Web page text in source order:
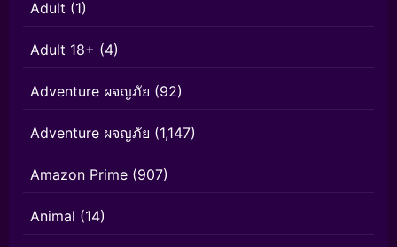
Adult (1)
Adult 18+ (4)
Adventure ผจญภัย (92)
Adventure ผจญภัย (1,147)
Amazon Prime (907)
Animal (14)